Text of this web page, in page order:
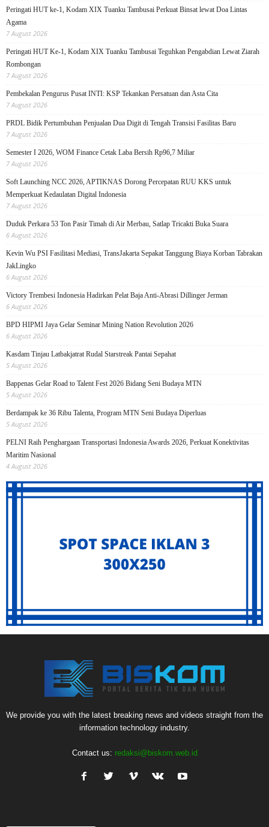
Peringati HUT ke-1, Kodam XIX Tuanku Tambusai Perkuat Binsat lewat Doa Lintas
Agama
7 August 2026
Peringati HUT Ke-1, Kodam XIX Tuanku Tambusai Teguhkan Pengabdian Lewat Ziarah
Rombongan
7 August 2026
Pembekalan Pengurus Pusat INTI: KSP Tekankan Persatuan dan Asta Cita
7 August 2026
PRDL Bidik Pertumbuhan Penjualan Dua Digit di Tengah Transisi Fasilitas Baru
7 August 2026
Semester I 2026, WOM Finance Cetak Laba Bersih Rp96,7 Miliar
7 August 2026
Soft Launching NCC 2026, APTIKNAS Dorong Percepatan RUU KKS untuk
Memperkuat Kedaulatan Digital Indonesia
7 August 2026
Duduk Perkara 53 Ton Pasir Timah di Air Merbau, Satlap Tricakti Buka Suara
6 August 2026
Kevin Wu PSI Fasilitasi Mediasi, TransJakarta Sepakat Tanggung Biaya Korban Tabrakan
JakLingko
6 August 2026
Victory Trembesi Indonesia Hadirkan Pelat Baja Anti-Abrasi Dillinger Jerman
6 August 2026
BPD HIPMI Jaya Gelar Seminar Mining Nation Revolution 2026
6 August 2026
Kasdam Tinjau Latbakjatrat Rudal Starstreak Pantai Sepahat
5 August 2026
Bappenas Gelar Road to Talent Fest 2026 Bidang Seni Budaya MTN
5 August 2026
Berdampak ke 36 Ribu Talenta, Program MTN Seni Budaya Diperluas
5 August 2026
PELNI Raih Penghargaan Transportasi Indonesia Awards 2026, Perkuat Konektivitas
Maritim Nasional
4 August 2026
We provide you with the latest breaking news and videos straight from the
information technology industry.
Contact us: redaksi@biskom.web.id